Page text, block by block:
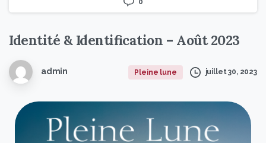
Identité & Identification – Août 2023
admin Pleine lune juillet 30, 2023